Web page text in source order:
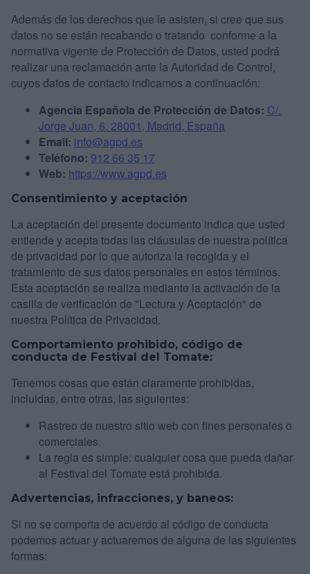
Además de los derechos que le asisten, si cree que sus
datos no se están recabando o tratando conforme a la
normativa vigente de Protección de Datos, usted podrá
realizar una reclamación ante la Autoridad de Control,
cuyos datos de contacto indicamos a continuación:
Agencia Española de Protección de Datos: C/.
Jorge Juan, 6. 28001, Madrid, España
Email: info@agpd.es
Teléfono: 912 66 35 17
Web: https://www.agpd.es
Consentimiento y aceptación
La aceptación del presente documento indica que usted
entiende y acepta todas las cláusulas de nuestra política
de privacidad por lo que autoriza la recogida y el
tratamiento de sus datos personales en estos términos.
Esta aceptación se realiza mediante la activación de la
casilla de verificación de "Lectura y Aceptación" de
nuestra Política de Privacidad.
Comportamiento prohibido, código de
conducta de Festival del Tomate:
Tenemos cosas que están claramente prohibidas,
incluidas, entre otras, las siguientes:
Rastreo de nuestro sitio web con fines personales o
comerciales.
La regla es simple: cualquier cosa que pueda dañar
al Festival del Tomate está prohibida.
Advertencias, infracciones, y baneos:
Si no se comporta de acuerdo al código de conducta
podemos actuar y actuaremos de alguna de las siguientes
formas: